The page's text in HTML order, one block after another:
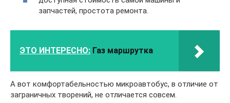
запчастей, простота ремонта.
ЭТО ИНТЕРЕСНО: Газ маршрутка
А вот комфортабельностью микроавтобус, в отличие от
заграничных творений, не отличается совсем.